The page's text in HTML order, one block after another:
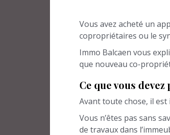
Vous avez acheté un
copropriétaires ou le
Immo Balcaen vous
que nouveau co-
Ce que vous
Avant toute chose, il
Vous n’êtes pas sans
de travaux dans